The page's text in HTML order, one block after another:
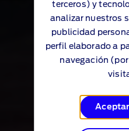
terceros) y
analizar nuestros
publicidad
perfil elaborado a
navegación